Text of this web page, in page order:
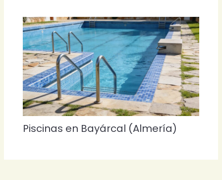
Piscinas en Bayárcal (Almería)